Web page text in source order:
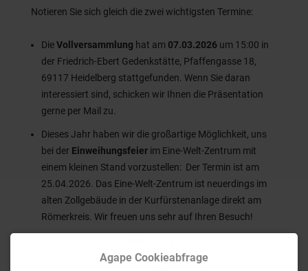
Notieren Sie sich gleich die zwei wichtigsten Termine:
DieVollversammlung hat am 07.03.2026um 15:00 in
der Friedrich-Ebert Gedenkstätte, Pfaffengasse 18,
69117 Heidelberg stattgefunden. Wenn Sie daran
interessiert sind, schicken wir Ihnen die Präsentation
gerne per Mail zu.
Dieses Jahr haben wir die großartige Möglichkeit, uns
bei der Einweihungsfeier im Eine-Welt-Zentrum mit
einem kleinen Stand vorzustellen: Der Termin ist am
25.04.2026. Das Eine-Welt-Zentrum ist neuerdings im
alten Zollgebäude in der Kurfürstenanlage direkt am
Römerkreis. Wir freuen uns sehr auf Ihren Besuch!
(WICHTIG: dieser ist umgezogen und mittlerweile am
Agape Cookieabfrage